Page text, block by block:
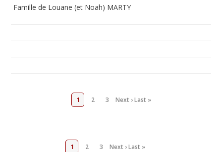
Famille de Louane (et Noah) MARTY
1 2 3 Next › Last »
1 2 3 Next › Last »